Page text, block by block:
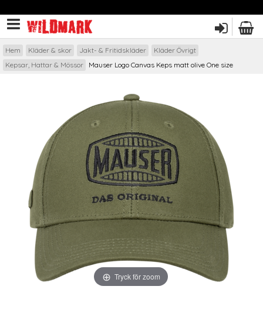
Hem Kläder & skor Jakt- & Fritidskläder
Kläder Övrigt
Kepsar, Hattar & Mössor
Mauser Logo Canvas Keps matt olive One size
Tryck för zoom